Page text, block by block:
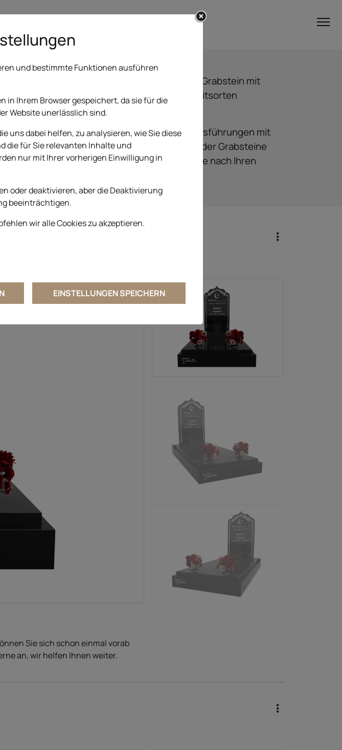
Auf diese Seite können Sie einen passenden Grabstein mit
muslimischen Motiven in verschiedenen Granitsorten
auswählen.
Die Grabanlagen werden in verschiedenen Ausführungen mit
Rahmen, Platten und Zubehör gezeigt. Jeder der Grabsteine
kann in individuellen Größen angefertigt, sowie nach Ihren
Sie sich schon einmal vorab
an, wir helfen Ihnen weiter.
und bestimmte Funktionen ausführen
in Ihrem Browser gespeichert, da sie für die
Website unerlässlich sind.
uns dabei helfen, zu analysieren, wie Sie diese
die für Sie relevanten Inhalte und
nur mit Ihrer vorherigen Einwilligung in
oder deaktivieren, aber die Deaktivierung
beeinträchtigen.
wir alle Cookies zu akzeptieren.
EINSTELLUNGEN SPEICHERN